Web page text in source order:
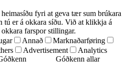
fyri at geva tær sum brúkara
tú er á okkara síðu. Við at klikkja á
farspor stillingar.
Annað
Marknaðarføring
Advertisement
Analytics
Góðkenn allar